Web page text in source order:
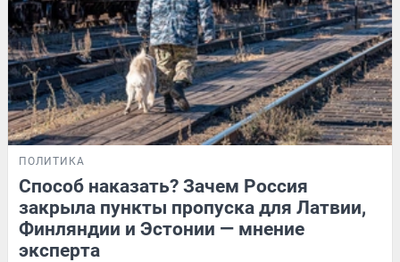
ПОЛИТИКА
Способ наказать? Зачем Россия
закрыла пункты пропуска для Латвии,
Финляндии и Эстонии — мнение
эксперта